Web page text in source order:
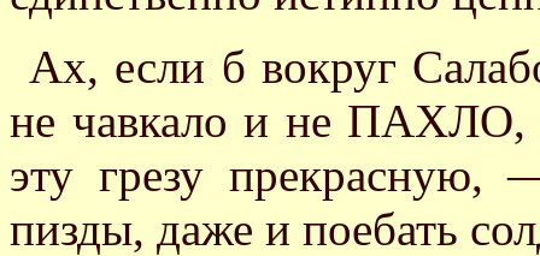
Ах, если б вокруг
не чавкало и не ПАХЛО,
эту грезу прекрасную,
пизды, даже и поебать